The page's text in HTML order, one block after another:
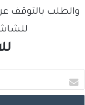
والطلب بالتوقف
د